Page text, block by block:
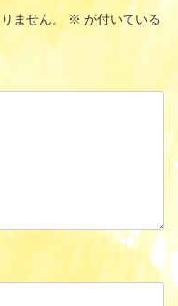
ません。 ※ が付いている